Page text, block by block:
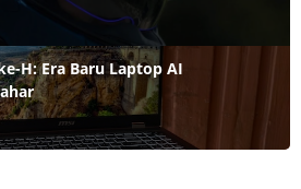
H: Era Baru Laptop AI